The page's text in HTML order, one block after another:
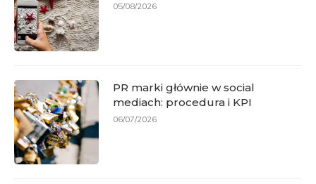
05/08/2026
PR marki głównie w social
mediach: procedura i KPI
06/07/2026